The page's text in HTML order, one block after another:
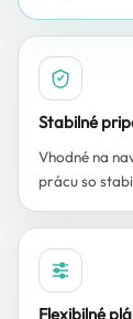
Stabilné
Vhodné na
prácu so
Flexibilné